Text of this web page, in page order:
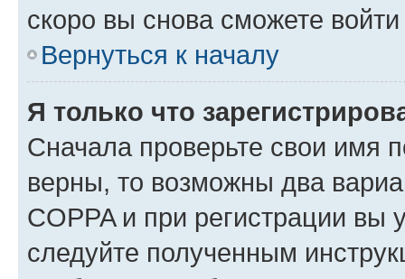
скоро вы снова сможете
Вернуться к началу
Я только что
Сначала проверьте свои имя
верны, то возможны два
COPPA и при регистрации вы
следуйте полученным